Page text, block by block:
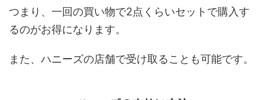
つまり、一回の買い物で2点くらいセットで購入す
るのがお得になります。
また、ハニーズの店舗で受け取ることも可能です。